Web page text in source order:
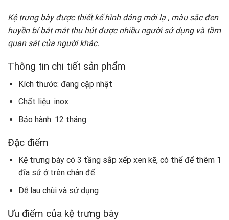
Kệ trưng bày được thiết kế hình dáng mới lạ , màu sắc đen
huyền bí bắt mắt thu hút được nhiều người sử dụng và tầm
quan sát của người khác.
Thông tin chi tiết sản phẩm
Kích thước: đang cập nhật
Chất liệu: inox
Bảo hành: 12 tháng
Đặc điểm
Kệ trưng bày có 3 tầng sắp xếp xen kẽ, có thể để thêm 1
đĩa sứ ở trên chân đế
Dễ lau chùi và sử dụng
Ưu điểm của kệ trưng bày